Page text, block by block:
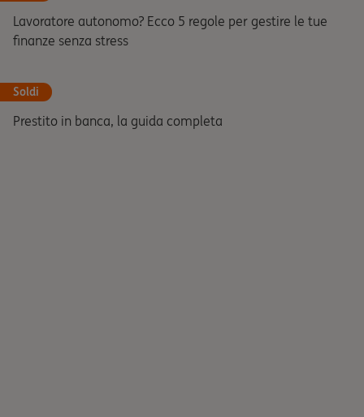
Lavoratore autonomo? Ecco 5 regole per gestire le tue
finanze senza stress
Soldi
Prestito in banca, la guida completa